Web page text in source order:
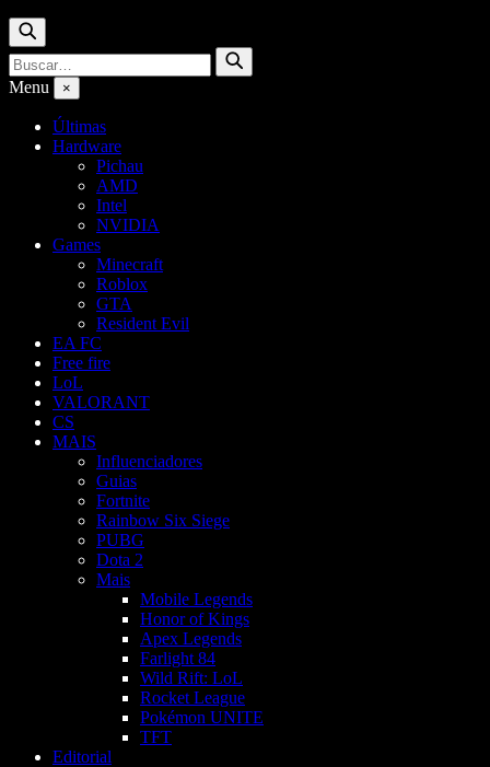
Buscar
Buscar
por:
Buscar
Menu ×
Últimas
Hardware
Pichau
AMD
Intel
NVIDIA
Games
Minecraft
Roblox
GTA
Resident Evil
EA FC
Free fire
LoL
VALORANT
CS
MAIS
Influenciadores
Guias
Fortnite
Rainbow Six Siege
PUBG
Dota 2
Mais
Mobile Legends
Honor of Kings
Apex Legends
Farlight 84
Wild Rift: LoL
Rocket League
Pokémon UNITE
TFT
Editorial